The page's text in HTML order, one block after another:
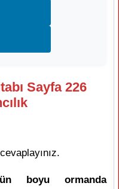
Sayfa 226
boyu ormanda